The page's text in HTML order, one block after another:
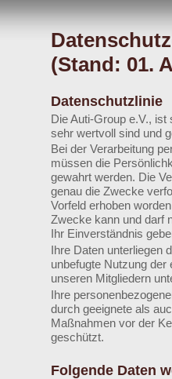
(Stand: 01.
Datenschutzlinie
Die Auti-Group e.V.,
sehr wertvoll sind und
Bei der Verarbeitung
müssen die
gewahrt werden. Die
genau die Zwecke
Vorfeld erhoben
Zwecke kann und darf
Ihr Einverständnis
Ihre Daten unterliegen
unbefugte Nutzung der
unseren Mitgliedern
Ihre
durch geeignete als
Maßnahmen vor der
geschützt.
Folgende Daten